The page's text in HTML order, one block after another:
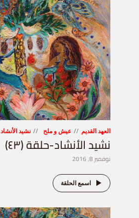
العهد القديم عيش و ملح نشيد الأنشاد
نشيد الأنشاد-حلقة (٤٣)
نوفمبر 8, 2016
اسمع الحلقة